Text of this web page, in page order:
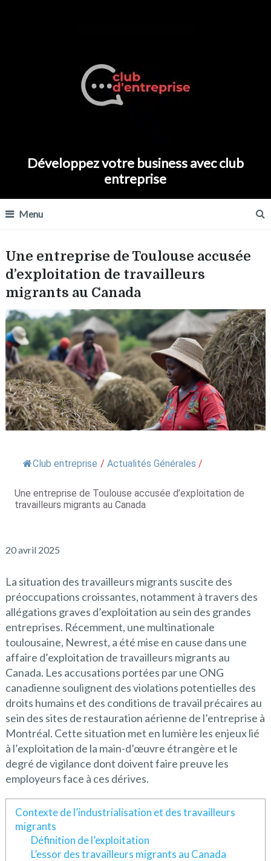
Développez votre business avec club
entreprise
Menu
Une entreprise de Toulouse accusée
d’exploitation de travailleurs
migrants au Canada
Club entreprise / Actualités Générales /
Une entreprise de Toulouse accusée d’exploitation de
travailleurs migrants au Canada
20 avril 2025
La situation des travailleurs migrants suscite des
préoccupations croissantes, notamment à travers des
allégations graves d’exploitation au sein des grandes
entreprises. Récemment, une multinationale
toulousaine, Newrest, a été mise en cause dans une
affaire d’exploitation de travailleurs migrants au
Canada. Les accusations portées par une ONG
canadienne soulignent des violations potentielles des
droits humains et des conditions de travail précaires au
sein des sites de restauration aérienne de l’entreprise à
Montréal. Cette situation met en lumière les enjeux lié
à l’exploitation de la main-d’œuvre étrangère et le
degré de vigilance dont doivent faire preuve les
employeurs face à ces dérives.
Contexte de l’industrialisation et des travailleurs
migrants
Définition de l’exploitation
L’essor des travailleurs migrants au Canada